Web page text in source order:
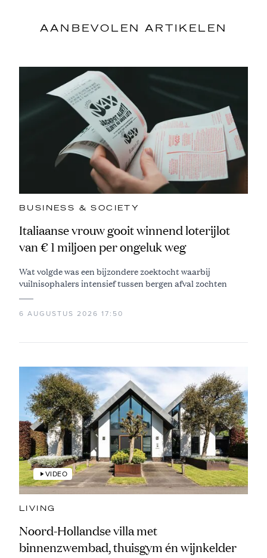
AANBEVOLEN ARTIKELEN
BUSINESS & SOCIETY
Italiaanse vrouw gooit winnend loterijlot
van € 1 miljoen per ongeluk weg
Wat volgde was een bijzondere zoektocht waarbij
vuilnisophalers intensief tussen bergen afval zochten
6 AUGUSTUS 2026 17:50
VIDEO
LIVING
Noord-Hollandse villa met
binnenzwembad, thuisgym én wijnkelder